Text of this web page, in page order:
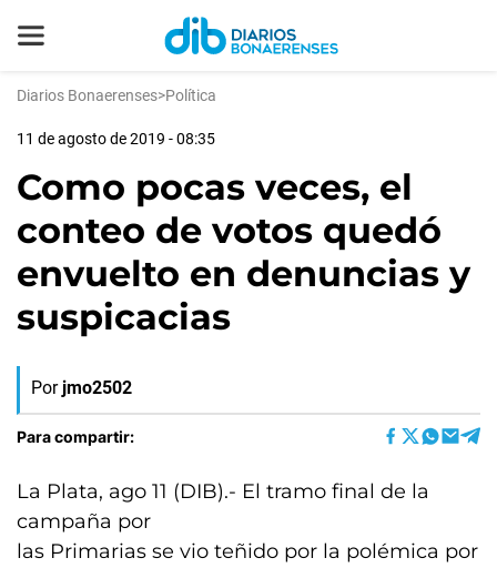
Diarios Bonaerenses>Política
11 de agosto de 2019 - 08:35
Como pocas veces, el
conteo de votos quedó
envuelto en denuncias y
suspicacias
Por jmo2502
Para compartir:
La Plata, ago 11 (DIB).- El tramo final de la
campaña por
las Primarias se vio teñido por la polémica por